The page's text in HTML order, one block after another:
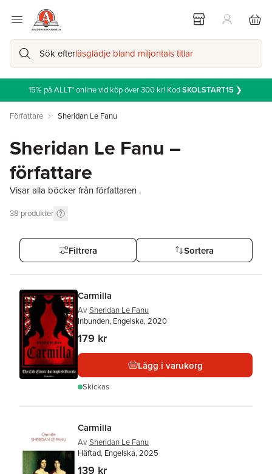
Sök efterläsglädje bland miljontals titlar
15% på ALLT* online vid köp över 300 kr! KodSKOLSTART15❯
Författare Sheridan Le Fanu
Sheridan Le Fanu –
författare
Visar alla böcker från författaren .
38 produkter
Filtrera Sortera
Carmilla
Av Sheridan Le Fanu
Inbunden, Engelska, 2020
179 kr
Lägg i varukorg
Skickas
Carmilla
Av Sheridan Le Fanu
Häftad, Engelska, 2025
139 kr